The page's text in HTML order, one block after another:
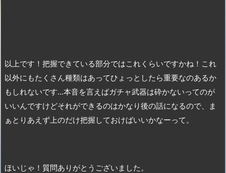
以上です！把握できている部分ではこれくらいですかね！これ
以外にもたくさん種類はあってひょっとしたら重要なのあるか
もしれないです…本音を言えばガチャ武器は砕かないってのが
いいんですけどそれができるのはかなり後の話になるので、ま
ぁとりあえず上のだけ把握しておけばいいかなーって。
ほいじゃ！質問ありがとうございました。